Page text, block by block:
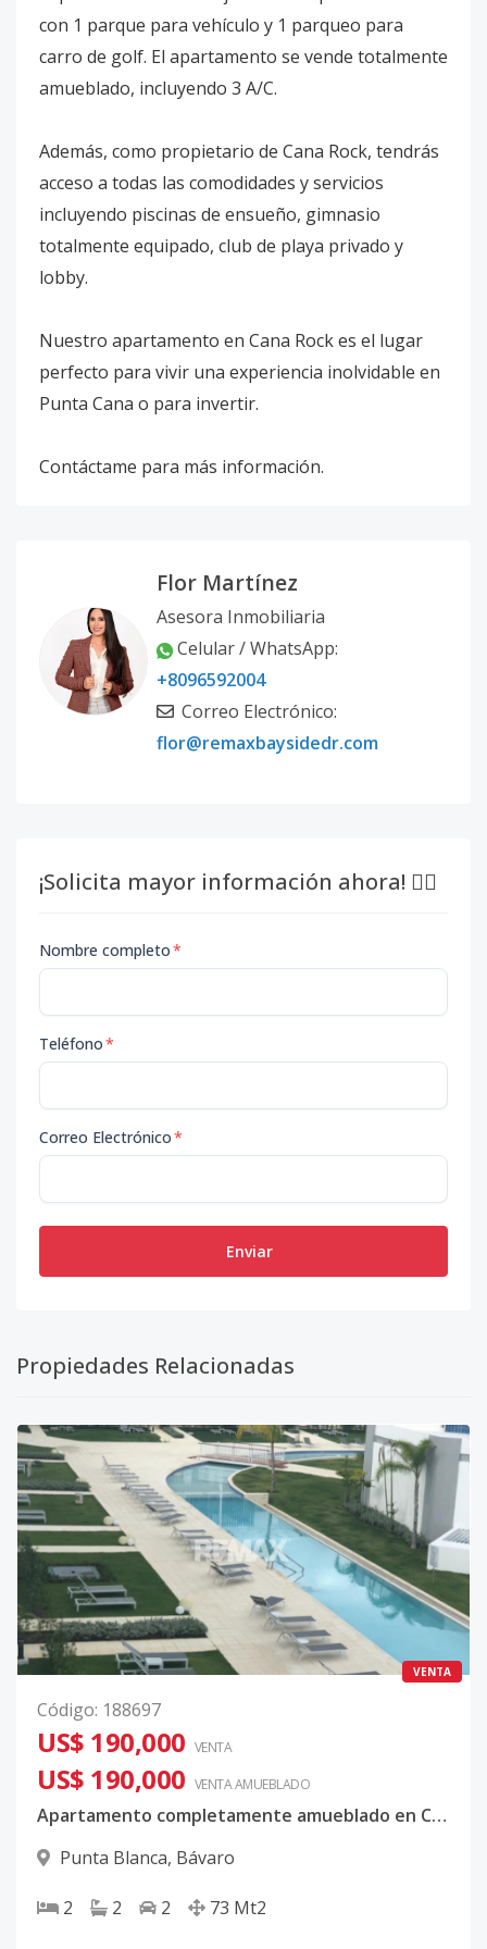
con 1 parque para vehículo y 1 parqueo para
carro de golf. El apartamento se vende totalmente
amueblado, incluyendo 3 A/C.
Además, como propietario de Cana Rock, tendrás
acceso a todas las comodidades y servicios
incluyendo piscinas de ensueño, gimnasio
totalmente equipado, club de playa privado y
lobby.
Nuestro apartamento en Cana Rock es el lugar
perfecto para vivir una experiencia inolvidable en
Punta Cana o para invertir.
Contáctame para más información.
Flor Martínez
Asesora Inmobiliaria
Celular / WhatsApp:
+8096592004
Correo Electrónico:
flor@remaxbaysidedr.com
¡Solicita mayor información ahora! 👇🏽
Nombre completo*
Teléfono*
Correo Electrónico*
Enviar
Propiedades Relacionadas
VENTA
Código: 188697
US$ 190,000 VENTA
US$ 190,000 VENTA AMUEBLADO
Apartamento completamente amueblado en Cana Rock Condos
Punta Blanca, Bávaro
2 2 2 73 Mt2